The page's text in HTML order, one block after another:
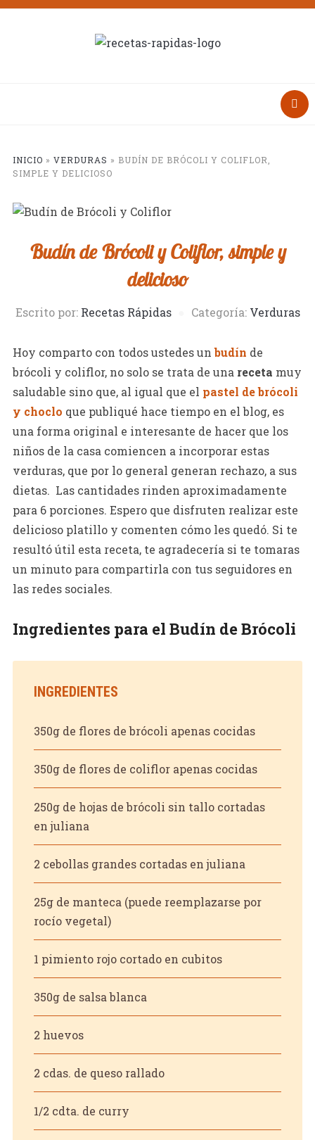
INICIO » VERDURAS » BUDÍN DE BRÓCOLI Y COLIFLOR,
SIMPLE Y DELICIOSO
Budín de Brócoli y Coliflor, simple y
delicioso
Escrito por: Recetas Rápidas Categoría: Verduras
Hoy comparto con todos ustedes unbudín de
brócoli y coliflor, no solo se trata de una receta muy
saludable sino que, al igual que el pastel de brócoli
y choclo que publiqué hace tiempo en el blog, es
una forma original e interesante de hacer que los
niños de la casa comiencen a incorporar estas
verduras, que por lo general generan rechazo, a sus
dietas. Las cantidades rinden aproximadamente
para 6 porciones. Espero que disfruten realizar este
delicioso platillo y comenten cómo les quedó. Si te
resultó útil esta receta, te agradecería si te tomaras
un minuto para compartirla con tus seguidores en
las redes sociales.
Ingredientes para el Budín de Brócoli
INGREDIENTES
350g de flores de brócoli apenas cocidas
350g de flores de coliflor apenas cocidas
250g de hojas de brócoli sin tallo cortadas
en juliana
2 cebollas grandes cortadas en juliana
25g de manteca (puede reemplazarse por
rocío vegetal)
1 pimiento rojo cortado en cubitos
350g de salsa blanca
2 huevos
2 cdas. de queso rallado
1/2 cdta. de curry